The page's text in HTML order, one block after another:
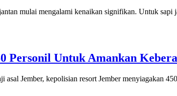
mulai mengalami kenaikan signifikan. Untuk sapi
Personil Untuk Amankan
asal Jember, kepolisian resort Jember menyiagakan